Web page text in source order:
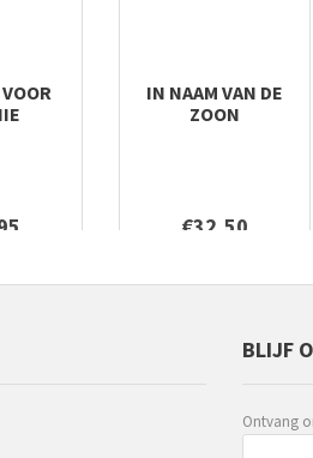
IN NAAM VAN DE
ZOON
€32,50
BLIJF
Ontvang